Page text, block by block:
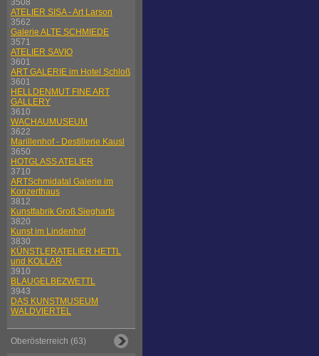
3508
ATELIER SISA - Art Larson
3562
Galerie ALTE SCHMIEDE
3571
ATELIER SAVIO
3601
ART GALERIE im Hotel Schloß
3601
HELLDENMUT FINE ART
GALLERY
3610
WACHAUMUSEUM
3622
Marillenhof - Destillerie Kausl
3650
HOTGLASS ATELIER
3710
ARTSchmidatal Galerie im
Konzerthaus
3812
Kunstfabrik Groß Siegharts
3820
Kunst im Lindenhof
3830
KÜNSTLERATELIER HETTL
und KOLLAR
3910
BLAUGELBEZWETTL
3943
DAS KUNSTMUSEUM
WALDVIERTEL
Oberösterreich (63)